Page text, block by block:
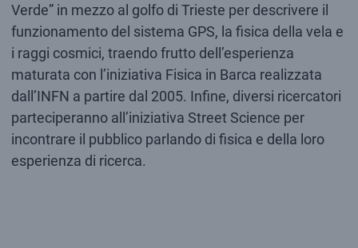
Verde” in mezzo al golfo di Trieste per descrivere il
funzionamento del sistema GPS, la fisica della vela e
i raggi cosmici, traendo frutto dell’esperienza
maturata con l’iniziativa Fisica in Barca realizzata
dall’INFN a partire dal 2005. Infine, diversi ricercatori
parteciperanno all’iniziativa Street Science per
incontrare il pubblico parlando di fisica e della loro
esperienza di ricerca.